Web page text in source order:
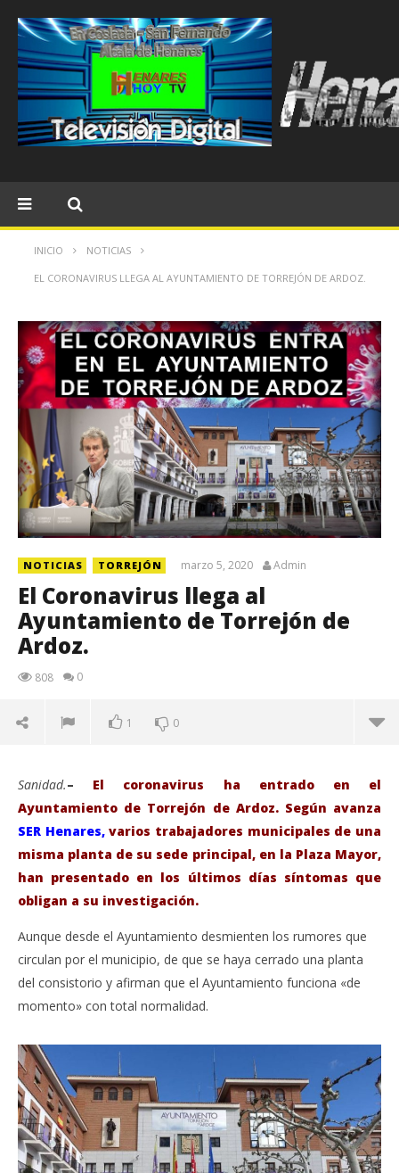
INICIO NOTICIAS
EL CORONAVIRUS LLEGA AL AYUNTAMIENTO DE TORREJÓN DE ARDOZ.
NOTICIAS TORREJÓN marzo 5, 2020 Admin
El Coronavirus llega al
Ayuntamiento de Torrejón de
Ardoz.
808 0
1 0
VIENDO AHORA
Ardoz.
marzo
5,
2020
Admin
de
5,
Sanidad.– El coronavirus ha entrado en el
Ayuntamiento de Torrejón de Ardoz. Según avanza
SER Henares,varios trabajadores municipales de una
misma planta de su sede principal, en la Plaza Mayor,
han presentado en los últimos días síntomas que
obligan a su investigación.
Aunque desde el Ayuntamiento desmienten los rumores que
circulan por el municipio, de que se haya cerrado una planta
del consistorio y afirman que el Ayuntamiento funciona «de
momento» con total normalidad.